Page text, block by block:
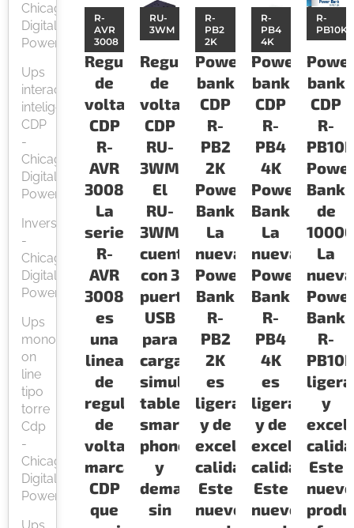
Chicago
Digital
Power
Ups
interactiva
inteligente
CDP
-
Chicago
Digital
Power
Inversor
-
Chicago
Digital
Power
Ups
monofasica
on
line
tipo
torre
Cdp
-
Chicago
Digital
Power
Regulador
de
voltaje
CDP
R-
AVR
3008
La
serie
R-
AVR
3008
es
una
linea
de
reguladores
de
voltaje
marca
CDP
que
R-
AVR
3008
Regulador
de
voltaje
CDP
RU-
3WM
El
RU-
3WM
cuenta
con 3
puertos
USB
para
cargar
simultaneamente
tablets
smart
phones
y
demas
sin
RU-
3WM
Power
bank
CDP
R-
PB2
2K
Power
Bank
La
nueva
Power
Bank
R-
PB2
2K
es
ligera
y de
excelente
calidad
Este
nuevo
R-
PB2
2K
Power
bank
CDP
R-
PB4
4K
Power
Bank
La
nueva
Power
Bank
R-
PB4
4K
es
ligera
y de
excelente
calidad
Este
nuevo
R-
PB4
4K
bank
CDP
R-
PB10K
Bank
de
La
nueva
Bank
R-
PB10K
ligera
y
Este
nuevo
R-
PB10K